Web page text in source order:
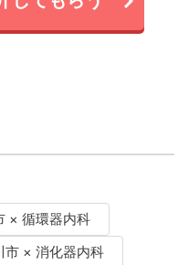
× 循環器内科
市 × 消化器内科